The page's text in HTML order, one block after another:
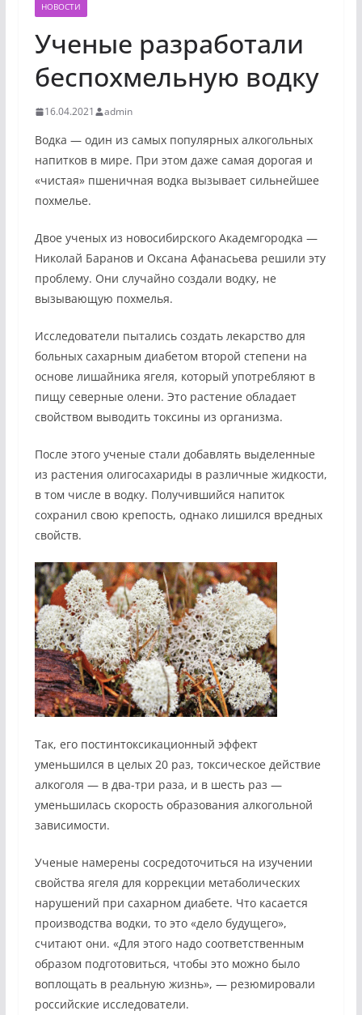
НОВОСТИ
Ученые разработали
беспохмельную водку
16.04.2021 admin
Водка — один из самых популярных алкогольных
напитков в мире. При этом даже самая дорогая и
«чистая» пшеничная водка вызывает сильнейшее
похмелье.
Двое ученых из новосибирского Академгородка —
Николай Баранов и Оксана Афанасьева решили эту
проблему. Они случайно создали водку, не
вызывающую похмелья.
Исследователи пытались создать лекарство для
больных сахарным диабетом второй степени на
основе лишайника ягеля, который употребляют в
пищу северные олени. Это растение обладает
свойством выводить токсины из организма.
После этого ученые стали добавлять выделенные
из растения олигосахариды в различные жидкости,
в том числе в водку. Получившийся напиток
сохранил свою крепость, однако лишился вредных
свойств.
Так, его постинтоксикационный эффект
уменьшился в целых 20 раз, токсическое действие
алкоголя — в два-три раза, и в шесть раз —
уменьшилась скорость образования алкогольной
зависимости.
Ученые намерены сосредоточиться на изучении
свойства ягеля для коррекции метаболических
нарушений при сахарном диабете. Что касается
производства водки, то это «дело будущего»,
считают они. «Для этого надо соответственным
образом подготовиться, чтобы это можно было
воплощать в реальную жизнь», — резюмировали
российские исследователи.